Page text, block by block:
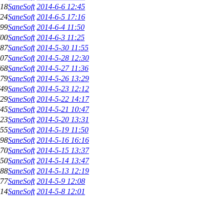
SaneSoft 2014-6-6 12:45
SaneSoft 2014-6-5 17:16
SaneSoft 2014-6-4 11:50
SaneSoft 2014-6-3 11:25
SaneSoft 2014-5-30 11:55
SaneSoft 2014-5-28 12:30
SaneSoft 2014-5-27 11:36
SaneSoft 2014-5-26 13:29
SaneSoft 2014-5-23 12:12
SaneSoft 2014-5-22 14:17
SaneSoft 2014-5-21 10:47
SaneSoft 2014-5-20 13:31
SaneSoft 2014-5-19 11:50
SaneSoft 2014-5-16 16:16
SaneSoft 2014-5-15 13:37
SaneSoft 2014-5-14 13:47
SaneSoft 2014-5-13 12:19
SaneSoft 2014-5-9 12:08
SaneSoft 2014-5-8 12:01